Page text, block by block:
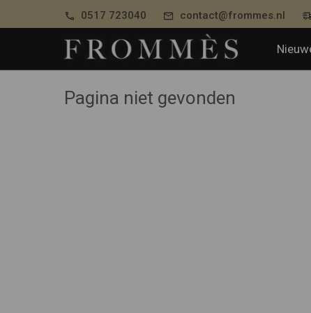
0517 723040 contact@frommes.nl
Pagina niet gevonden